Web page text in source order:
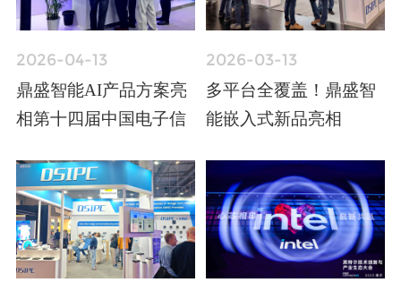
2026-04-13
鼎盛智能AI产品方案亮
相第十四届中国电子信
2026-03-13
多平台全覆盖！鼎盛智
能嵌入式新品亮相